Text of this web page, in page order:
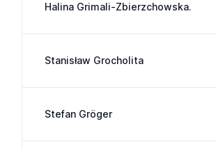
Halina Grimali-Zbierzchowska.
Stanisław Grocholita
Stefan Gröger